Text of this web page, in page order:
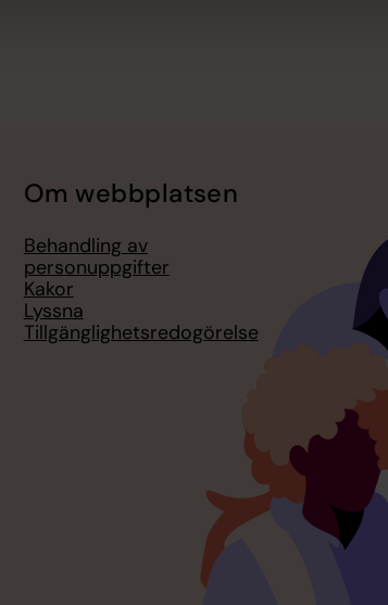
Om webbplatsen
Behandling av
personuppgifter
Kakor
Lyssna
Tillgänglighetsredogörelse